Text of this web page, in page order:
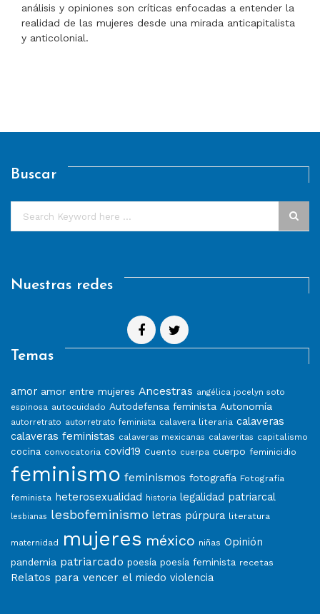
análisis y opiniones son críticas enfocadas a entender la
realidad de las mujeres desde una mirada anticapitalista
y anticolonial.
Buscar
Nuestras redes
Temas
amor amor entre mujeres Ancestras angélica jocelyn soto
espinosa autocuidado Autodefensa feminista Autonomía
autorretrato autorretrato feminista calavera literaria calaveras
calaveras feministas calaveras mexicanas calaveritas capitalismo
cocina convocatoria covid19 Cuento cuerpa cuerpo feminicidio
feminismo feminismos fotografía Fotografía
feminista heterosexualidad historia legalidad patriarcal
lesbianas lesbofeminismo letras púrpura literatura
maternidad mujeres méxico niñas Opinión
pandemia patriarcado poesía poesía feminista recetas
Relatos para vencer el miedo violencia